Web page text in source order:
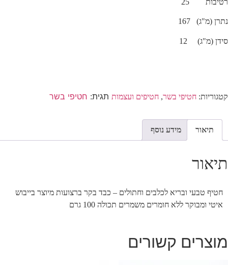
רטיבות 25
נתרן (מ"ג) 167
סידן (מ"ג) 12
קטגוריות: חטיפי בשר, חטיפים ועצמות תגית: חטיפי בשר
תיאור מידע נוסף
תיאור
חטיף טבעי ובריא לכלבים וחתולים – כבד בקר ברצועות מיוצר בייבוש
איטי ומבוקר ללא חומרים משמרים תכולה 100 גרם
מוצרים קשורים